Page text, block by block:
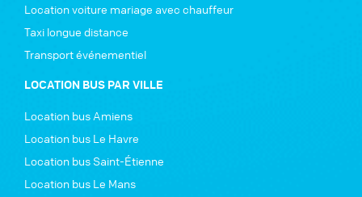
Location voiture mariage avec chauffeur
Taxi longue distance
Transport événementiel
LOCATION BUS PAR VILLE
Location bus Amiens
Location bus Le Havre
Location bus Saint-Étienne
Location bus Le Mans